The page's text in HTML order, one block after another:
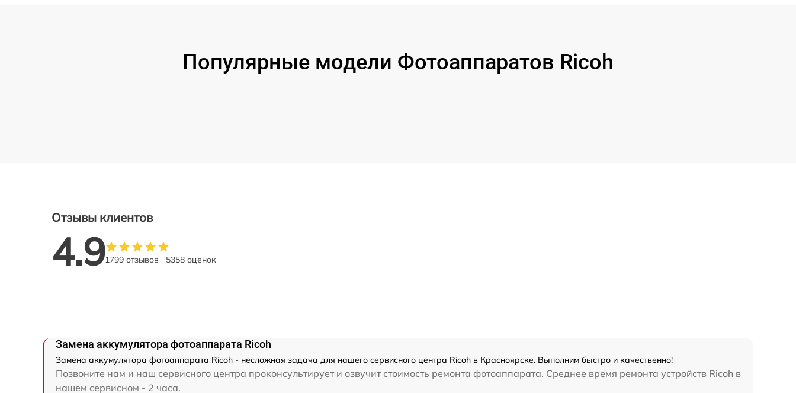
Популярные модели Фотоаппаратов Ricoh
Отзывы клиентов
4.91799 отзывов 5358 оценок
Замена аккумулятора фотоаппарата Ricoh
Замена аккумулятора фотоаппарата Ricoh - несложная задача для нашего сервисного центра Ricoh в Красноярске. Выполним быстро и качественно!
Позвоните нам и наш сервисного центра проконсультирует и озвучит стоимость ремонта фотоаппарата. Среднее время ремонта устройств Ricoh в
нашем сервисном - 2 часа.